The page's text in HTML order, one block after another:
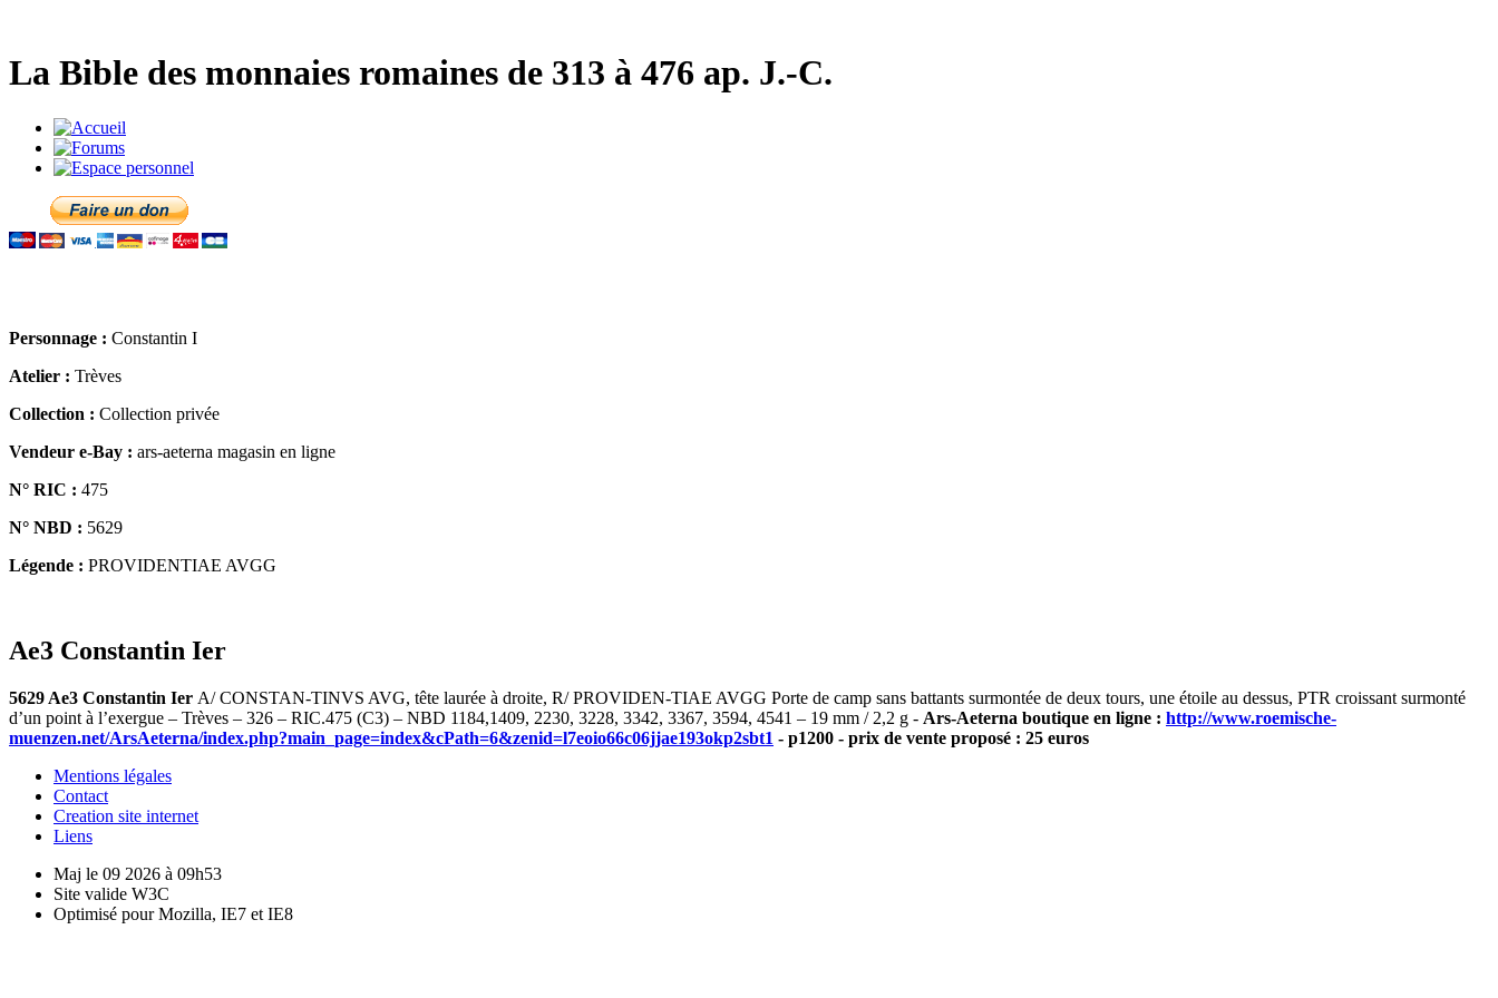
La Bible des monnaies romaines de 313 à 476 ap. J.-C.
Personnage : Constantin I
Atelier : Trèves
Collection : Collection privée
Vendeur e-Bay : ars-aeterna magasin en ligne
N° RIC : 475
N° NBD : 5629
Légende : PROVIDENTIAE AVGG
Ae3 Constantin Ier
5629 Ae3 Constantin Ier A/ CONSTAN-TINVS AVG, tête laurée à droite, R/ PROVIDEN-TIAE AVGG Porte de camp sans battants surmontée de deux tours, une étoile au dessus, PTR croissant surmonté
d’un point à l’exergue – Trèves – 326 – RIC.475 (C3) – NBD 1184,1409, 2230, 3228, 3342, 3367, 3594, 4541 – 19 mm / 2,2 g - Ars-Aeterna boutique en ligne : http://www.roemische-
muenzen.net/ArsAeterna/index.php?main_page=index&cPath=6&zenid=l7eoio66c06jjae193okp2sbt1 - p1200 - prix de vente proposé : 25 euros
Mentions légales
Contact
Creation site internet
Liens
Maj le 09 2026 à 09h53
Site valide W3C
Optimisé pour Mozilla, IE7 et IE8